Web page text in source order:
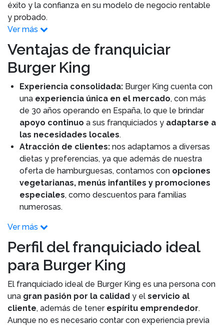
éxito y la confianza en su modelo de negocio rentable
y probado.
Ver más
Ventajas de franquiciar
Burger King
Experiencia consolidada: Burger King cuenta con
una experiencia única en el mercado, con más
de 30 años operando en España, lo que le brindar
apoyo continuo a sus franquiciados y adaptarse a
las necesidades locales.
Atracción de clientes: nos adaptamos a diversas
dietas y preferencias, ya que además de nuestra
oferta de hamburguesas, contamos con opciones
vegetarianas, menús infantiles y promociones
especiales, como descuentos para familias
numerosas.
Ver más
Perfil del franquiciado ideal
para Burger King
El franquiciado ideal de Burger King es una persona con
una gran pasión por la calidad y el servicio al
cliente, además de tener espíritu emprendedor.
Aunque no es necesario contar con experiencia previa